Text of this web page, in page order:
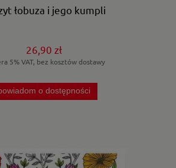
łobuza i jego kumpli
26,90 zł
5% VAT, bez kosztów dostawy
o dostępności